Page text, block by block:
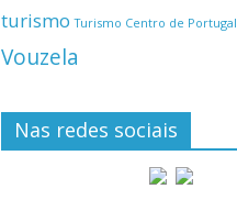
turismo Turismo Centro de Portugal
Vouzela
Nas redes sociais